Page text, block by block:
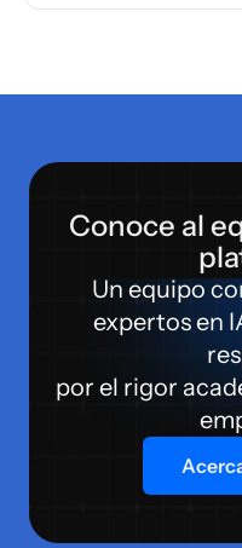
Conoce al
Un equipo
expertos en
por el rigor